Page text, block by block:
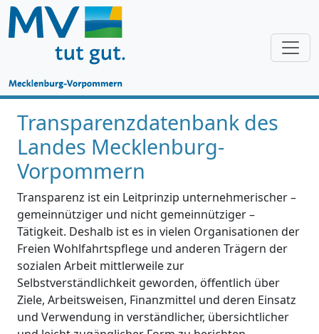
Transparenzdatenbank des
Landes Mecklenburg-
Vorpommern
Transparenz ist ein Leitprinzip unternehmerischer –
gemeinnütziger und nicht gemeinnütziger –
Tätigkeit. Deshalb ist es in vielen Organisationen der
Freien Wohlfahrtspflege und anderen Trägern der
sozialen Arbeit mittlerweile zur
Selbstverständlichkeit geworden, öffentlich über
Ziele, Arbeitsweisen, Finanzmittel und deren Einsatz
und Verwendung in verständlicher, übersichtlicher